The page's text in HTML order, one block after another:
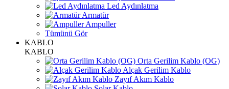
Led Aydınlatma
Armatür
Ampuller
Tümünü Gör
KABLO
KABLO
Orta Gerilim Kablo (OG)
Alçak Gerilim Kablo
Zayıf Akım Kablo